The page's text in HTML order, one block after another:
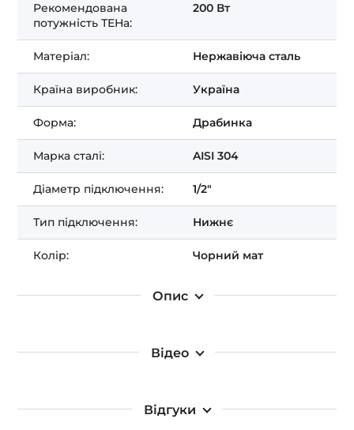
Опис
Рекомендована
потужність ТЕНа:
200 Вт
Матеріал: Нержавіюча сталь
Країна виробник: Україна
Форма: Драбинка
Марка сталі: AISI 304
Діаметр підключення: 1/2"
Тип підключення: Нижнє
Колір: Чорний мат
Відео
Відгуки
Отримати ЗНИЖКУ!